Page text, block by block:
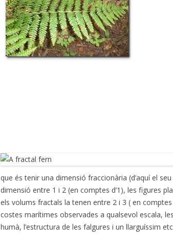
que és tenir una dimensió fraccionària (d’aquí el
dimensió entre 1 i 2 (en comptes d’1), les figures
els volums fractals la tenen entre 2 i 3 ( en
costes marítimes observades a qualsevol escala,
humà, l’estructura de les falgures i un llarguíssim